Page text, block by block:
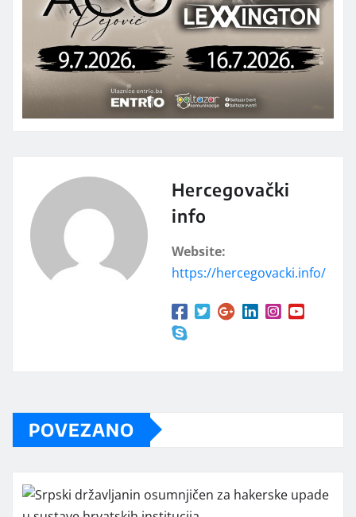
Hercegovački
info
Website:
https://hercegovacki.info/
POVEZANO